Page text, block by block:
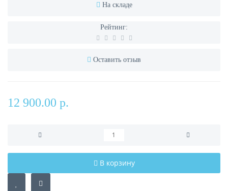
На складе
Рейтинг:
Оставить отзыв
12 900.00 р.
В корзину